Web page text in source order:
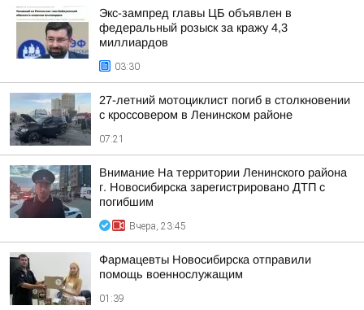
Экс-зампред главы ЦБ объявлен в
федеральный розыск за кражу 4,3
миллиардов
03:30
27-летний мотоциклист погиб в столкновении
с кроссовером в Ленинском районе
07:21
Внимание На территории Ленинского района
г. Новосибирска зарегистрировано ДТП с
погибшим
Вчера, 23:45
Фармацевты Новосибирска отправили
помощь военнослужащим
01:39